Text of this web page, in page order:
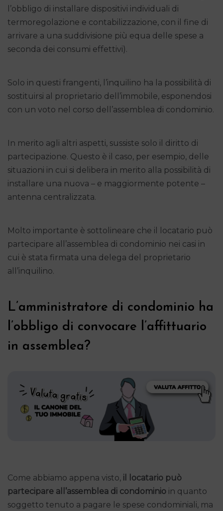
l’obbligo di installare dispositivi individuali di
termoregolazione e contabilizzazione, con il fine di
arrivare a una suddivisione più equa delle spese a
seconda dei consumi effettivi).
Solo in questi frangenti, l’inquilino ha la possibilità di
sostituirsi al proprietario dell’immobile, esponendosi
con un voto nel corso dell’assemblea di condominio.
In merito agli altri aspetti, sussiste solo il diritto di
partecipazione. Questo è il caso, per esempio, delle
situazioni in cui si delibera in merito alla possibilità di
installare una nuova – e maggiormente potente –
antenna centralizzata.
Molto importante è sottolineare che il locatario può
partecipare all’assemblea di condominio nei casi in
cui è stata firmata una delega del proprietario
all’inquilino.
L’amministratore di condominio ha
l’obbligo di convocare l’affittuario
in assemblea?
Come abbiamo appena visto, il locatario può
partecipare all’assemblea di condominio in quanto
soggetto tenuto a pagare le spese condominiali, ma